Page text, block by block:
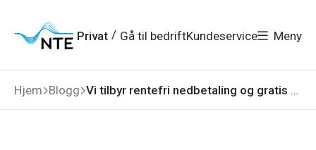
hovedmeny
søk
hovedinnhold
bunnområde
Privat / Gå til bedriftKundeservice Meny
Hjem Blogg Vi tilbyr rentefri nedbetaling og gratis montering